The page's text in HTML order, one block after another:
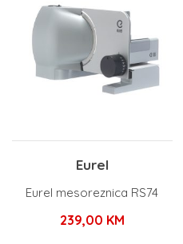
Eurel
Eurel mesoreznica RS74
239,00 KM